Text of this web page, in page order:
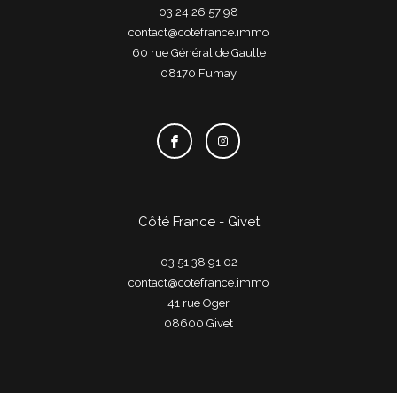
03 24 26 57 98
contact@cotefrance.immo
60 rue Général de Gaulle
08170
fumay
Côté France - Givet
03 51 38 91 02
contact@cotefrance.immo
41 rue Oger
08600
givet